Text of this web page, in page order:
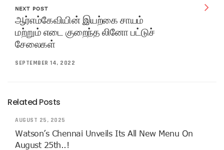
NEXT POST
ஆர்எம்கேவியின் இயற்கை சாயம்
மற்றும் எடை குறைந்த லினோ பட்டுச்
சேலைகள்
SEPTEMBER 14, 2022
Related Posts
AUGUST 25, 2025
Watson’s Chennai Unveils Its All New Menu On
August 25th..!